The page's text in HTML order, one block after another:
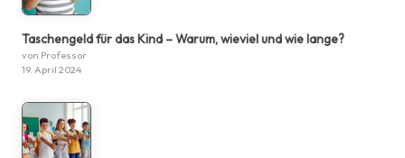
Taschengeld für das Kind – Warum, wieviel und wie lange?
von Professor
19. April 2024